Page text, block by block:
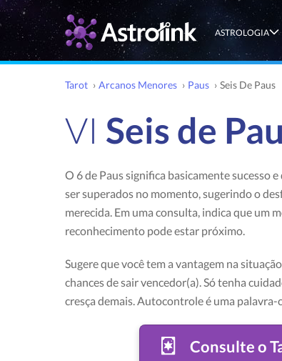
ASTROLOGIA
Tarot › Arcanos Menores › Paus › Seis De Paus
VI Seis de
O 6 de Paus significa basicamente sucesso
ser superados no momento, sugerindo o
merecida. Em uma consulta, indica que um
reconhecimento pode estar próximo.
Sugere que você tem a vantagem na
chances de sair vencedor(a). Só tenha
cresça demais. Autocontrole é uma palavra-
Consulte o